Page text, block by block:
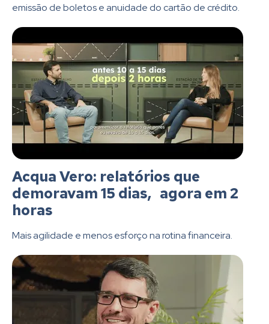
emissão de boletos e anuidade do cartão de crédito.
Acqua Vero: relatórios que
demoravam 15 dias, agora em 2
horas
Mais agilidade e menos esforço na rotina financeira.